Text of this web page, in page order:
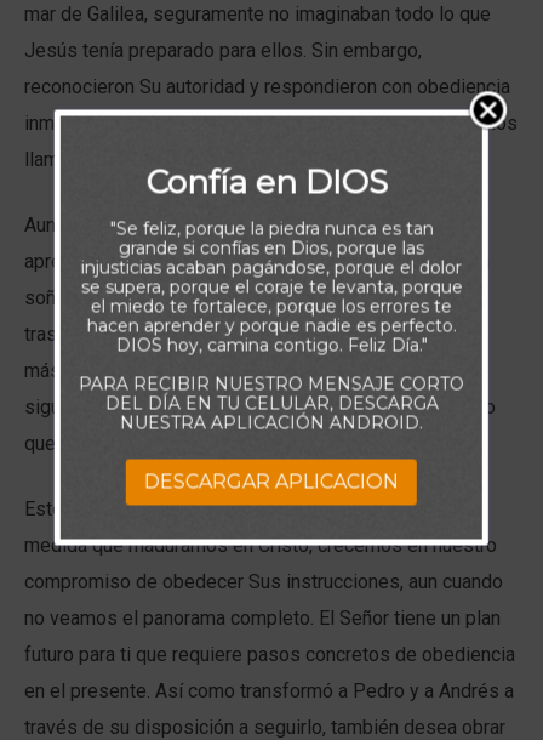
mar de Galilea, seguramente no imaginaban todo lo que
Jesús tenía preparado para ellos. Sin embargo,
reconocieron Su autoridad y respondieron con obediencia
inmediata: «dejaron las redes y le siguieron» cuando Él los
llamó (Mateo 4:20).
Aunque es probable que Pedro y Andrés hubieran
aprendido mucho a lo largo de sus vidas, jamás habrían
soñado que Dios los escogería para una misión tan
trascendental. Caminar junto al Dios encarnado estaba
más allá de cualquier expectativa humana. Ellos no
siguieron a Jesús porque comprendieran plenamente lo
que vendría, sino porque decidieron obedecerle.
Este mismo principio se aplica a nuestra vida hoy. A
medida que maduramos en Cristo, crecemos en nuestro
compromiso de obedecer Sus instrucciones, aun cuando
no veamos el panorama completo. El Señor tiene un plan
futuro para ti que requiere pasos concretos de obediencia
en el presente. Así como transformó a Pedro y a Andrés a
través de su disposición a seguirlo, también desea obrar
Confía en DIOS
"Se feliz, porque la piedra nunca es tan
grande si confías en Dios, porque las
injusticias acaban pagándose, porque el dolor
se supera, porque el coraje te levanta, porque
el miedo te fortalece, porque los errores te
hacen aprender y porque nadie es perfecto.
DIOS hoy, camina contigo. Feliz Día."
PARA RECIBIR NUESTRO MENSAJE CORTO
DEL DÍA EN TU CELULAR, DESCARGA
NUESTRA APLICACIÓN ANDROID.
DESCARGAR APLICACION